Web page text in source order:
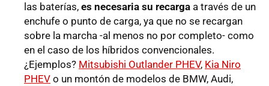
las baterías, es necesaria su recarga a través de un
enchufe o punto de carga, ya que no se recargan
sobre la marcha -al menos no por completo- como
en el caso de los híbridos convencionales.
¿Ejemplos? Mitsubishi Outlander PHEV, Kia Niro
PHEV o un montón de modelos de BMW, Audi,